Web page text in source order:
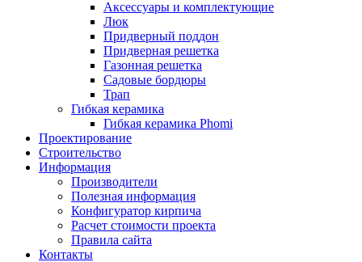
Аксессуары и комплектующие
Люк
Придверный поддон
Придверная решетка
Газонная решетка
Садовые бордюры
Трап
Гибкая керамика
Гибкая керамика Phomi
Проектирование
Строительство
Информация
Производители
Полезная информация
Конфигуратор кирпича
Расчет стоимости проекта
Правила сайта
Контакты